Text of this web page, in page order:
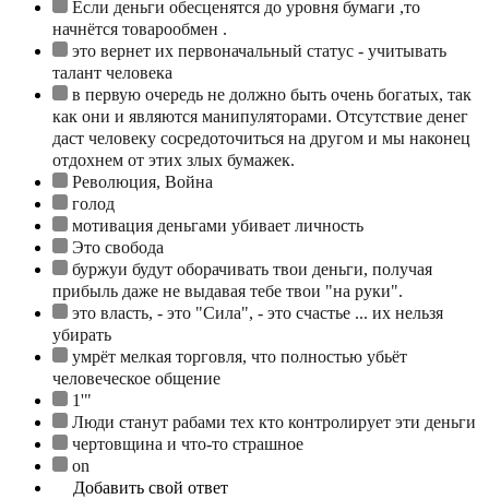
Если деньги обесценятся до уровня бумаги ,то
начнётся товарообмен .
это вернет их первоначальный статус - учитывать
талант человека
в первую очередь не должно быть очень богатых, так
как они и являются манипуляторами. Отсутствие денег
даст человеку сосредоточиться на другом и мы наконец
отдохнем от этих злых бумажек.
Революция, Война
голод
мотивация деньгами убивает личность
Это свобода
буржуи будут оборачивать твои деньги, получая
прибыль даже не выдавая тебе твои "на руки".
это власть, - это "Сила", - это счастье ... их нельзя
убирать
умрёт мелкая торговля, что полностью убьёт
человеческое общение
1'"
Люди станут рабами тех кто контролирует эти деньги
чертовщина и что-то страшное
on
Добавить свой ответ